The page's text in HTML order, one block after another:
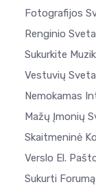
Fotografijos
Renginio
Sukurkite
Vestuvių
Nemokamas
Mažų Įmonių
Skaitmeninė
Verslo El.
Sukurti Forumą